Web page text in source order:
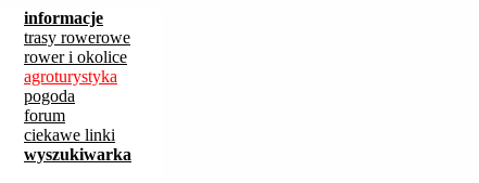
informacje
trasy rowerowe
rower i okolice
agroturystyka
pogoda
forum
ciekawe linki
wyszukiwarka